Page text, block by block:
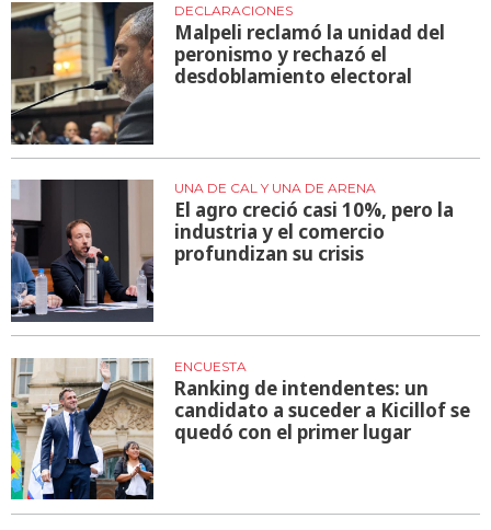
DECLARACIONES
Malpeli reclamó la unidad del
peronismo y rechazó el
desdoblamiento electoral
UNA DE CAL Y UNA DE ARENA
El agro creció casi 10%, pero la
industria y el comercio
profundizan su crisis
ENCUESTA
Ranking de intendentes: un
candidato a suceder a Kicillof se
quedó con el primer lugar